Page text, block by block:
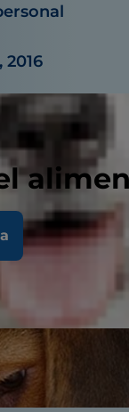
2016